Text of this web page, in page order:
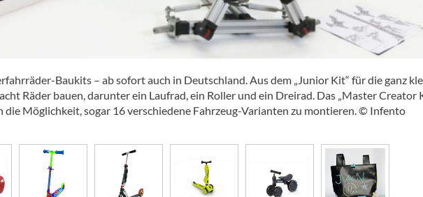
Baukits – ab sofort auch in Deutschland. Aus dem „Junior Kit“ für die ganz
Räder bauen, darunter ein Laufrad, ein Roller und ein Dreirad. Das „Master Creator
die Möglichkeit, sogar 16 verschiedene Fahrzeug-Varianten zu montieren. © Infento